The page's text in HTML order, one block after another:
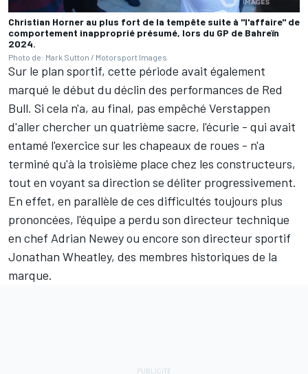
Christian Horner au plus fort de la tempête suite à "l'affaire" de
comportement inapproprié présumé, lors du GP de Bahreïn
2024.
Photo de: Mark Sutton / Motorsport Images
Sur le plan sportif, cette période avait également
marqué le début du déclin des performances de Red
Bull. Si cela n'a, au final, pas empêché Verstappen
d'aller chercher un quatrième sacre, l'écurie - qui avait
entamé l'exercice sur les chapeaux de roues - n'a
terminé qu'à la troisième place chez les constructeurs,
tout en voyant sa direction se déliter progressivement.
En effet, en parallèle de ces difficultés toujours plus
prononcées, l'équipe a perdu son directeur technique
en chef Adrian Newey ou encore son directeur sportif
Jonathan Wheatley, des membres historiques de la
marque.